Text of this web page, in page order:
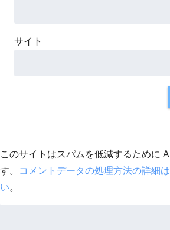
サイト
このサイトはスパムを低減するために
す。
コメントデータの処理方法の詳細
い。